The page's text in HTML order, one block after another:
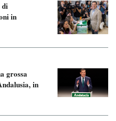
Ok Boomer!
Mondiali calcio 2026
di
in
grossa
in